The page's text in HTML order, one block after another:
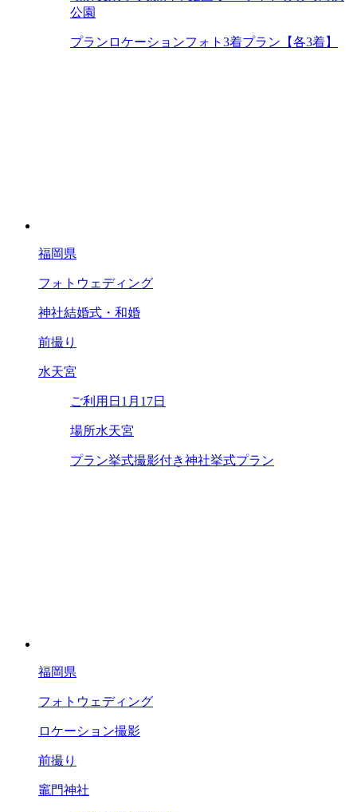
公園
プラン ロケーションフォト3着プラン【各3着】
福岡県
フォトウェディング
神社結婚式・和婚
前撮り
水天宮
ご利用日 1月17日
場所水天宮
プラン挙式撮影付き神社挙式プラン
福岡県
フォトウェディング
ロケーション撮影
前撮り
竈門神社